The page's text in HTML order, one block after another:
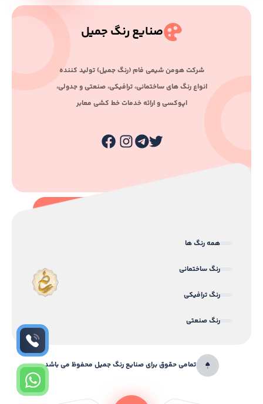
صنایع رنگ جمیل
ﺷﺮﮐﺖ ﻫﻮﻣﻦ ﺷﯿﻤﯽ ﻓﺎم (رﻧﮓ ﺟﻤﯿﻞ) ﺗﻮﻟﯿﺪ ﮐﻨﻨﺪه
اﻧﻮاع رﻧﮓ ﻫﺎی ﺳﺎﺧﺘﻤﺎﻧﯽ، ﺗﺮاﻓﯿﮑﯽ، ﺻﻨﻌﺘﯽ و ﺟﺪوﻟﯽ،
اﭘﻮﮐﺴﯽ و اراﺋﻪ ﺧﺪﻣﺎت ﺧﻂ ﮐﺸﯽ ﻣﻌﺎﺑﺮ
همه رنگ ها
رنگ ساختمانی
رنگ ترافیکی
رنگ صنعتی
تمامی حقوق برای صنایع رنگ جمیل محفوظ می باشد